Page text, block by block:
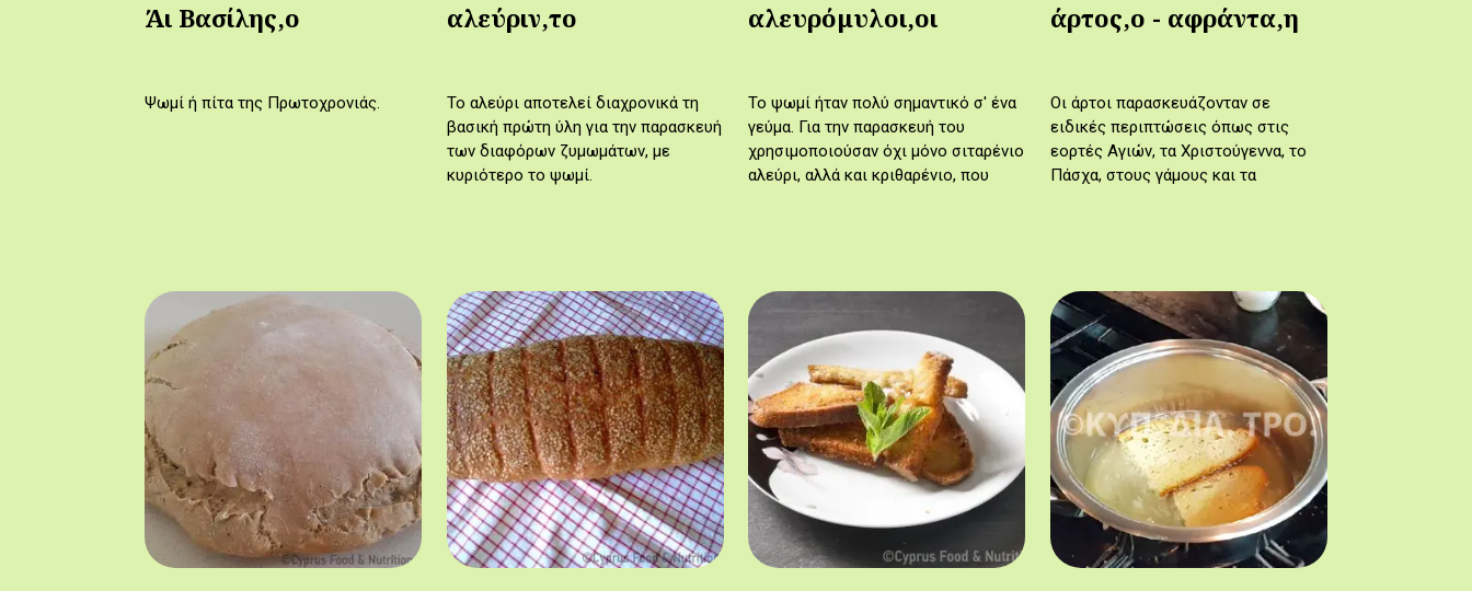
Άι Βασίλης,ο
Ψωμί ή πίτα της Πρωτοχρονιάς.
αλεύριν,το
Το αλεύρι αποτελεί διαχρονικά τη
βασική πρώτη ύλη για την παρασκευή
των διαφόρων ζυμωμάτων, με
κυριότερο το ψωμί.
αλευρόμυλοι,οι
Το ψωμί ήταν πολύ σημαντικό σ' ένα
γεύμα. Για την παρασκευή του
χρησιμοποιούσαν όχι μόνο σιταρένιο
αλεύρι, αλλά και κριθαρένιο, που
άρτος,ο - αφράντα,η
Οι άρτοι παρασκευάζονταν σε
ειδικές περιπτώσεις όπως στις
εορτές Αγιών, τα Χριστούγεννα, το
Πάσχα, στους γάμους και τα